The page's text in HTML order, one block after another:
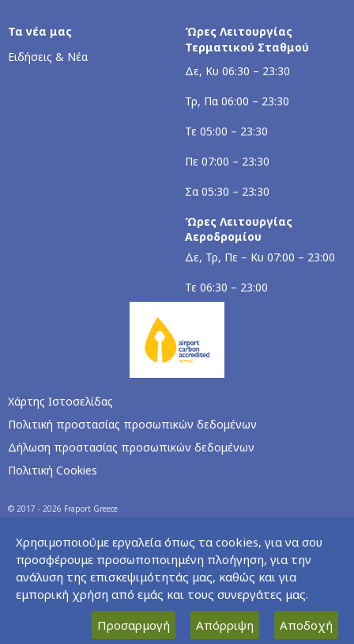
Τα νέα μας
Ειδήσεις & Νέα
Ώρες Λειτουργίας
Τερματικού Σταθμού
Δε, Κυ 06:30 – 23:30
Τρ, Πα 06:00 – 23:30
Τε 05:00 – 23:30
Πε 07:00 – 23:30
Σα 05:30 – 23:30
Ώρες Λειτουργίας
Αεροδρομίου
Δε, Τρ, Πε – Κυ 07:00 – 23:00
Τε 06:30 – 23:00
Χάρτης Ιστοσελίδας
Πολιτική προστασίας προσωπικών δεδομένων
Δήλωση προστασίας προσωπικών δεδομένων
Πολιτική Cookies
© 2017 - 2026 Fraport Greece
Χρησιμοποιούμε εργαλεία όπως τα cookies, για να σου
προσφέρουμε προσωποποιημένη πλοήγηση, για την
ανάλυση της επισκεψιμότητάς μας, καθώς και για
εμπορική χρήση από εμάς και τους συνεργάτες μας.
Προσαρμογή
Απόρριψη Αποδοχή